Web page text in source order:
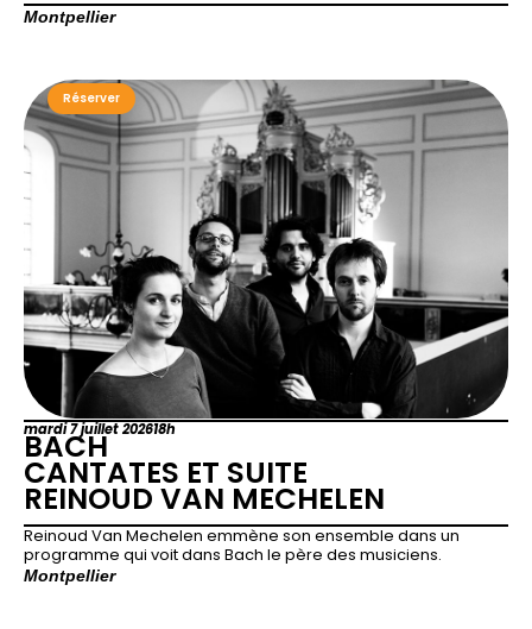
Montpellier
Réserver
mardi 7 juillet 202618h
BACH
CANTATES ET SUITE
REINOUD VAN MECHELEN
Reinoud Van Mechelen emmène son ensemble dans un
programme qui voit dans Bach le père des musiciens.
Montpellier